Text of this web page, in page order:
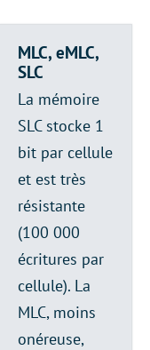
MLC, eMLC,
SLC
La mémoire
SLC stocke 1
bit par cellule
et est très
résistante
(100 000
écritures par
cellule). La
MLC, moins
onéreuse,